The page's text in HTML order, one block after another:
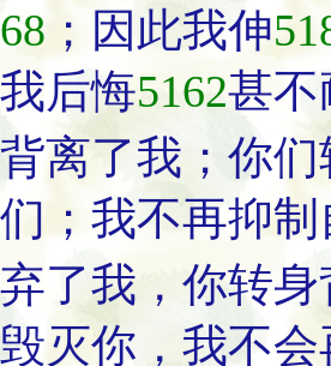
；因此我伸
后悔5162甚不
离了我；你
；我不再抑
了我，你转
灭你，我不